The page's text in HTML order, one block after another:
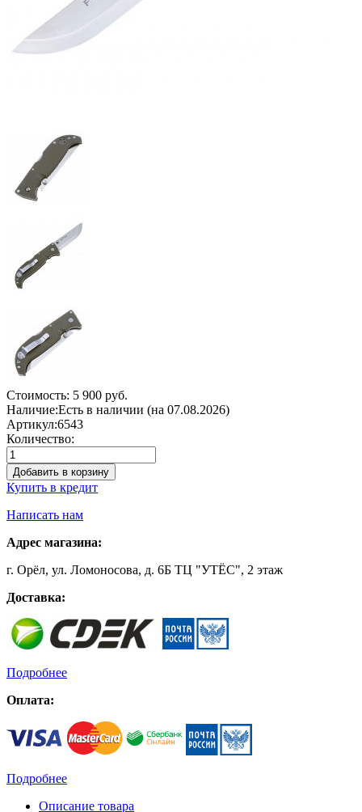
Стоимость: 5 900 руб.
Наличие:Есть в наличии (на 07.08.2026)
Артикул:6543
Количество:
Добавить в корзину
Купить в кредит
Написать нам
Адрес магазина:
г. Орёл, ул. Ломоносова, д. 6Б ТЦ "УТЁС", 2 этаж
Доставка:
Подробнее
Оплата:
Подробнее
Описание товара